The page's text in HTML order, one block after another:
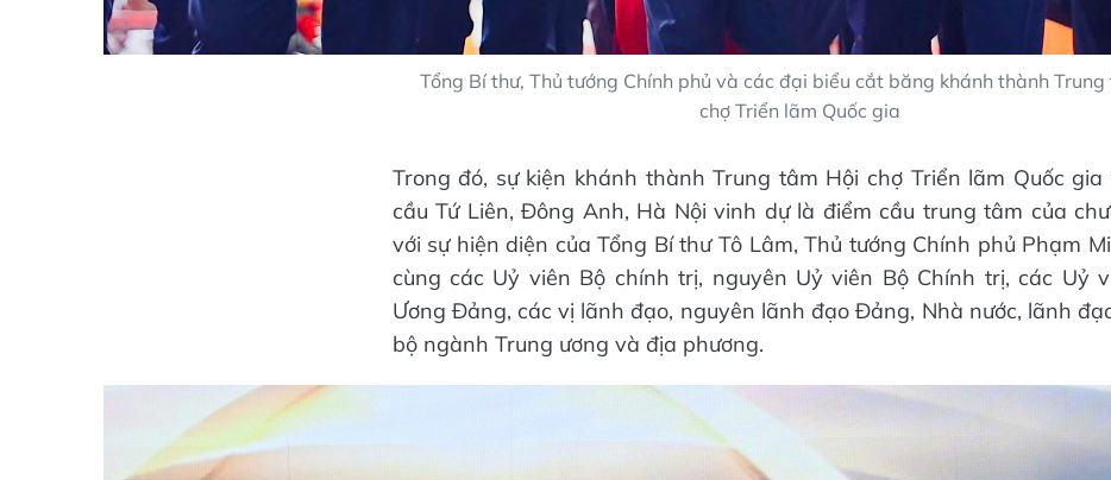
Tổng Bí thư, Thủ tướng Chính phủ và các đại biểu cắt băng khánh thành Trung
chợ Triển lãm Quốc gia
Trong đó, sự kiện khánh thành Trung tâm Hội chợ Triển lãm Quốc gia
cầu Tứ Liên, Đông Anh, Hà Nội vinh dự là điểm cầu trung tâm của
với sự hiện diện của Tổng Bí thư Tô Lâm, Thủ tướng Chính phủ Phạm
cùng các Uỷ viên Bộ chính trị, nguyên Uỷ viên Bộ Chính trị, các Uỷ
Ương Đảng, các vị lãnh đạo, nguyên lãnh đạo Đảng, Nhà nước, lãnh
bộ ngành Trung ương và địa phương.